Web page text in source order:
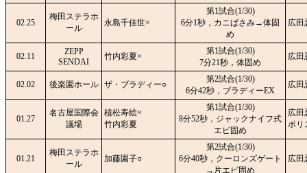
02.25
梅田ステラホ
ール
永島千佳世×
第1試合(1/30)
6分1秒，カニばさみ→体固
め
広田
02.11
ZEPP
SENDAI
竹内彩夏×
第1試合(1/30)
7分21秒，体固め
広田
02.02 後楽園ホール ザ・ブラディー○
第2試合(1/30)
6分42秒，ブラディーEX
広田
01.27
名古屋国際会
議場
植松寿絵×
竹内彩夏
第1試合(1/30)
8分52秒，ジャックナイフ式
エビ固め
広田
ポリ
01.21
梅田ステラホ
ール
加藤園子○
第2試合(1/30)
6分40秒，クーロンズゲート
→片エビ固め
広田